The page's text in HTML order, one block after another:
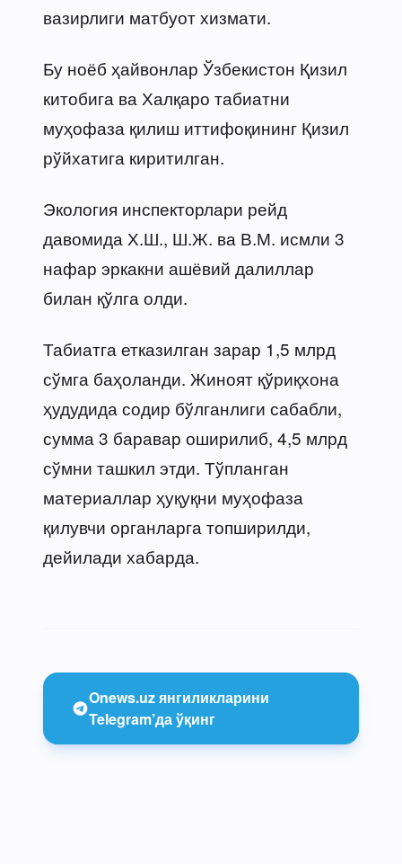
вазирлиги матбуот хизмати.
Бу ноёб ҳайвонлар Ўзбекистон Қизил
китобига ва Халқаро табиатни
муҳофаза қилиш иттифоқининг Қизил
рўйхатига киритилган.
Экология инспекторлари рейд
давомида Х.Ш., Ш.Ж. ва В.М. исмли 3
нафар эркакни ашёвий далиллар
билан қўлга олди.
Табиатга етказилган зарар 1,5 млрд
сўмга баҳоланди. Жиноят қўриқхона
ҳудудида содир бўлганлиги сабабли,
сумма 3 баравар оширилиб, 4,5 млрд
сўмни ташкил этди. Тўпланган
материаллар ҳуқуқни муҳофаза
қилувчи органларга топширилди,
дейилади хабарда.
Onews.uz янгиликларини
Telegram’да ўқинг